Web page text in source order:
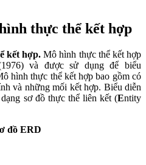
thực thể kết hợp
kết hợp.Mô hình thực thể kết hợp
và được sử dụng để biểu
hình thực thể kết hợp bao gồm có
và những mối kết hợp. Biểu diễn
sơ đồ thực thể liên kết (Entity
đồ ERD